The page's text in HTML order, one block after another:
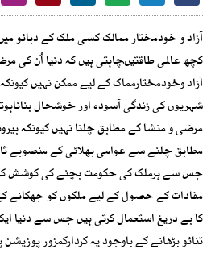
آزاد و خودمختار ممالک کسی ملک کے دبائو
کچھ عالمی طاقتیںچاہتی ہیں کہ دنیا اُن کی
آزاد وخودمختارمماک کے لیے ممکن نہیں
شہریوں کی زندگی آسودہ اور خوشحال
مرضی و منشا کے مطابق چلنا نہیں کیونکہ
مطابق چلنے سے عوامی بھلائی کے منصوبے
جس سے ہرملک کی حکومت بچنے کی کوشش
مفادات کے حصول کے لیے ملکوں کو جھکانے
کا بے دریغ استعمال کرتی ہیں جس سے دنیا
تنائو بڑھانے کے باوجود یہ کردارکمزور